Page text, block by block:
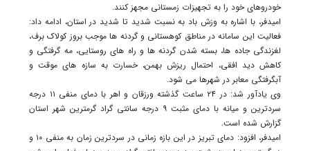
خودروهای خود را به تجهیزات زمستانی مجهز کنند.
امیدفر، با اشاره به وزش باد به نسبت شدید تا شدید در استان، ادامه داد:
فعالیت این سامانه در مناطق کوهستانی و گردنه ها موجب بروز کولاک برف،
لغزندگی جاده ها، بسته شدن گردنه ها و راه های روستایی، مه گرفتگی و
کاهش دید افقی، احتمال ریزش بهمن، خسارت به سازه های موقت و
آبگرفتگی معابر در شهرها می شود.
وی یادآور شد: در ۲۴ ساعت گذشته ورزقان و اهر با دمای منفی ۱۱ درجه
سردترین و میانه با دمای مثبت ۹ درجه سانتی گراد گرمترین شهر استان
گزارش شده است.
امیدفر، افزود: دمای تبریز در این بازه زمانی در سردترین زمان به منفی ۱۰ و